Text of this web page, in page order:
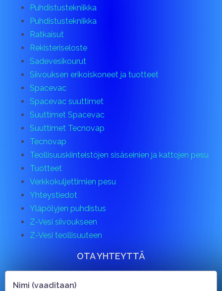
Puhdistustekniikka
Puhdistustekniikka
Ratkaisut
Rekisteriseloste
Sadevesikourut
Siivouksen erikoiskoneet ja tuotteet
Spacevac
Spacevac suuttimet
Suuttimet Spacevac
Suuttimet Tecnovap
Tecnovap
Teollisuuskiinteistöjen sisäseinien ja kattojen pesu
Tuotteet
Verkkokuljettimien pesu
Yhteystiedot
Yläpölyjen puhdistus
Z-Vesi siivoukseen
Z-Vesi teollisuuteen
OTA YHTEYTTÄ
Nimi (vaaditaan)